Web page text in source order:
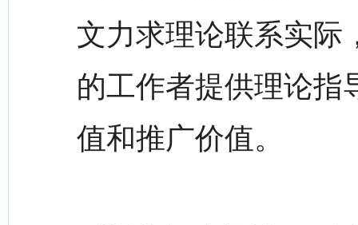
文力求理论联系实际
的工作者提供理论指
值和推广价值。